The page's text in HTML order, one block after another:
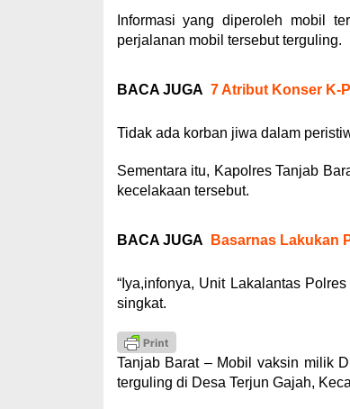
Informasi yang diperoleh mobil
perjalanan mobil tersebut terguling.
BACA JUGA 7 Atribut Konser K-
Tidak ada korban jiwa dalam
Sementara itu, Kapolres Tanjab
kecelakaan tersebut.
BACA JUGA Basarnas Lakukan
“Iya,infonya, Unit Lakalantas
singkat.
Tanjab Barat – Mobil vaksin milik
terguling di Desa Terjun Gajah,